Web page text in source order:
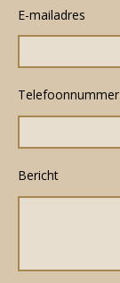
E-mailadres
Telefoonnummer
Bericht